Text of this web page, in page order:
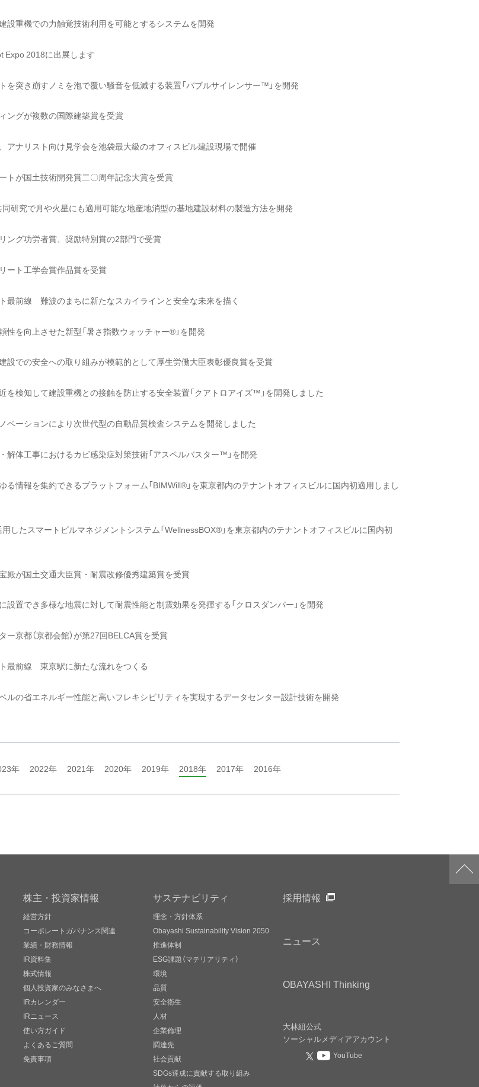
設重機での力触覚技術利用を可能とするシステムを開発
Expo 2018に出展します
を突き崩すノミを泡で覆い騒音を低減する装置「バブルサイレンサー™」を開発
ングが複数の国際建築賞を受賞
アナリスト向け見学会を池袋最大級のオフィスビル建設現場で開催
トが国土技術開発賞二〇周年記念大賞を受賞
同研究で月や火星にも適用可能な地産地消型の基地建設材料の製造方法を開発
ング功労者賞、奨励特別賞の2部門で受賞
ート工学会賞作品賞を受賞
最前線 難波のまちに新たなスカイラインと安全な未来を描く
性を向上させた新型「暑さ指数ウォッチャー®」を開発
設での安全への取り組みが模範的として厚生労働大臣表彰優良賞を受賞
を検知して建設重機との接触を防止する安全装置「クアトロアイズ™」を開発しました
ベーションにより次世代型の自動品質検査システムを開発しました
解体工事におけるカビ感染症対策技術「アスペルバスター™」を開発
る情報を集約できるプラットフォーム「BIMWill®」を東京都内のテナントオフィスビルに国内初適用しまし
したスマートビルマネジメントシステム「WellnessBOX®」を東京都内のテナントオフィスビルに国内初
殿が国土交通大臣賞・耐震改修優秀建築賞を受賞
設置でき多様な地震に対して耐震性能と制震効果を発揮する「クロスダンパー」を開発
ー京都（京都会館）が第27回BELCA賞を受賞
最前線 東京駅に新たな流れをつくる
ルの省エネルギー性能と高いフレキシビリティを実現するデータセンター設計技術を開発
年 2022年 2021年 2020年 2019年 2018年 2017年 2016年
株主・投資家情報
経営方針
コーポレートガバナンス関連
業績・財務情報
IR資料集
株式情報
個人投資家のみなさまへ
IRカレンダー
IRニュース
使い方ガイド
よくあるご質問
免責事項
サステナビリティ
理念・方針体系
Obayashi Sustainability Vision 2050
推進体制
ESG課題（マテリアリティ）
環境
品質
安全衛生
人材
企業倫理
調達先
社会貢献
SDGs達成に貢献する取り組み
採用情報
ニュース
OBAYASHI Thinking
大林組公式
ソーシャルメディアアカウント
YouTube